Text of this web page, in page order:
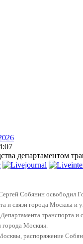
департаментом
Собянин освободил
и связи города Москвы и
транспорта
города Москвы.
распоряжение